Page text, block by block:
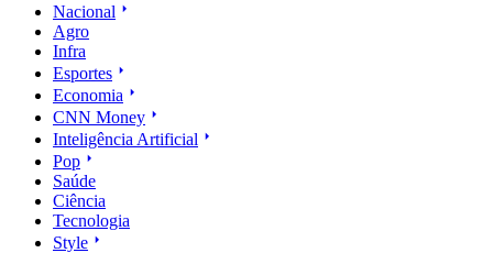
Nacional
Agro
Infra
Esportes
Economia
CNN Money
Inteligência Artificial
Pop
Saúde
Ciência
Tecnologia
Style